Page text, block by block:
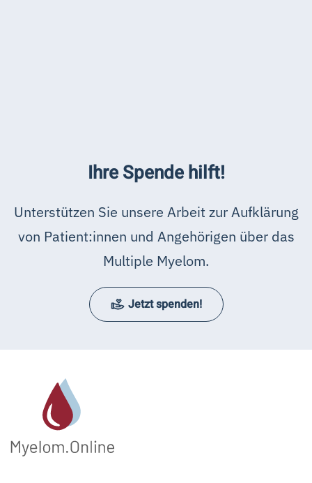
Ihre Spende hilft!
Unterstützen Sie unsere Arbeit zur Aufklärung
von Patient:innen und Angehörigen über das
Multiple Myelom.
Jetzt spenden!